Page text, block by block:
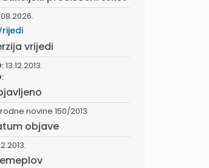
vrijedi
13.12.2013.
novine 150/2013
objave